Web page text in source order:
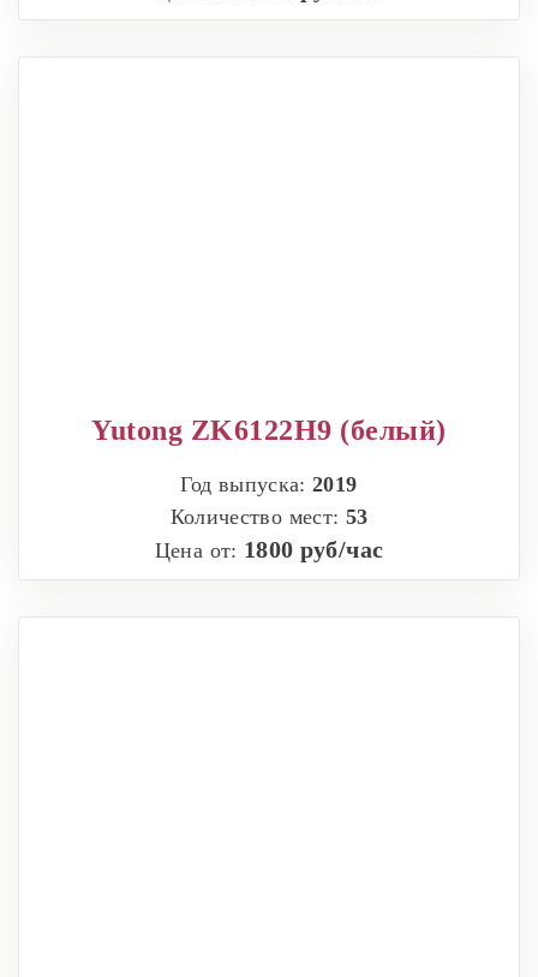
Yutong ZK6122H9 (белый)
Год выпуска:2019
Количество мест: 53
Цена от: 1800 руб/час